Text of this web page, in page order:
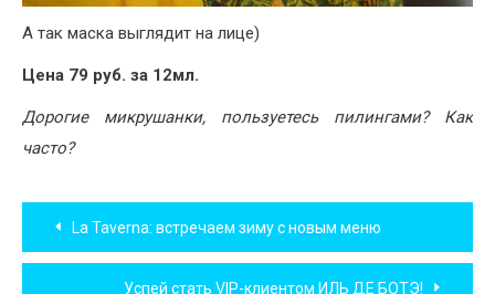
А так маска выглядит на лице)
Цена 79 руб. за 12мл.
Дорогие микрушанки, пользуетесь пилингами? Как
часто?
Навигация
по
La Taverna: встречаем зиму с новым меню
Успей стать VIP-клиентом ИЛЬ ДЕ БОТЭ!